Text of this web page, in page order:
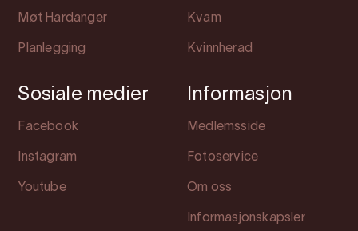
Møt Hardanger
Planlegging
Kvam
Kvinnherad
Sosiale medier
Facebook
Instagram
Youtube
Informasjon
Medlemsside
Fotoservice
Om oss
Informasjonskapsler